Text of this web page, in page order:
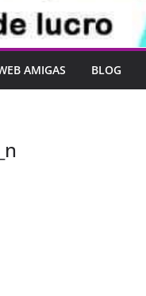
AMIGAS BLOG